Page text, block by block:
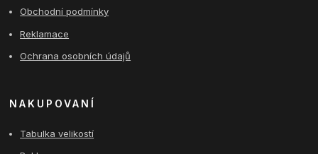
Obchodní podmínky
Reklamace
Ochrana osobních údajů
NAKUPOVANÍ
Tabulka velikostí